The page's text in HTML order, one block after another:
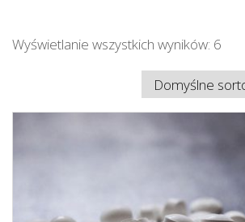
Wyświetlanie wszystkich wyników: 6